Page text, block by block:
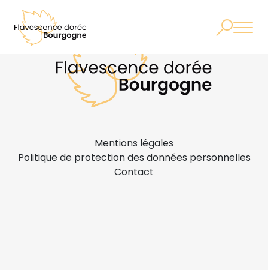
Mentions légales
Politique de protection des données personnelles
Contact